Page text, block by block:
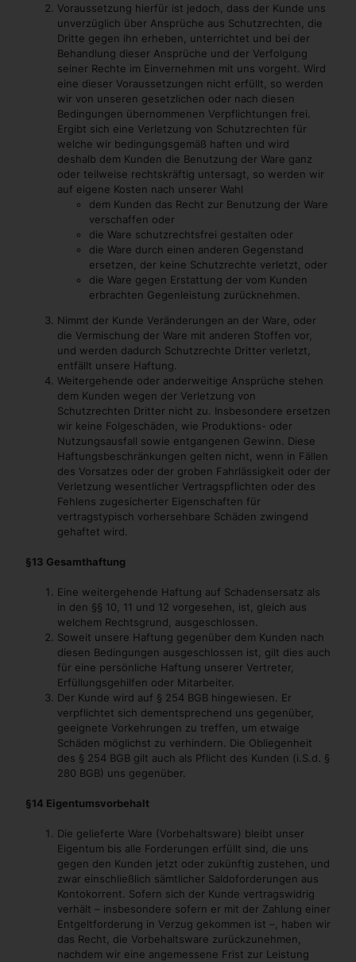
Voraussetzung hierfür ist jedoch, dass der Kunde uns
unverzüglich über Ansprüche aus Schutzrechten, die
Dritte gegen ihn erheben, unterrichtet und bei der
Behandlung dieser Ansprüche und der Verfolgung
seiner Rechte im Einvernehmen mit uns vorgeht. Wird
eine dieser Voraussetzungen nicht erfüllt, so werden
wir von unseren gesetzlichen oder nach diesen
Bedingungen übernommenen Verpflichtungen frei.
Ergibt sich eine Verletzung von Schutzrechten für
welche wir bedingungsgemäß haften und wird
deshalb dem Kunden die Benutzung der Ware ganz
oder teilweise rechtskräftig untersagt, so werden wir
auf eigene Kosten nach unserer Wahl
dem Kunden das Recht zur Benutzung der Ware
verschaffen oder
die Ware schutzrechtsfrei gestalten oder
die Ware durch einen anderen Gegenstand
ersetzen, der keine Schutzrechte verletzt, oder
die Ware gegen Erstattung der vom Kunden
erbrachten Gegenleistung zurücknehmen.
Nimmt der Kunde Veränderungen an der Ware, oder
die Vermischung der Ware mit anderen Stoffen vor,
und werden dadurch Schutzrechte Dritter verletzt,
entfällt unsere Haftung.
Weitergehende oder anderweitige Ansprüche stehen
dem Kunden wegen der Verletzung von
Schutzrechten Dritter nicht zu. Insbesondere ersetzen
wir keine Folgeschäden, wie Produktions- oder
Nutzungsausfall sowie entgangenen Gewinn. Diese
Haftungsbeschränkungen gelten nicht, wenn in Fällen
des Vorsatzes oder der groben Fahrlässigkeit oder der
Verletzung wesentlicher Vertragspflichten oder des
Fehlens zugesicherter Eigenschaften für
vertragstypisch vorhersehbare Schäden zwingend
gehaftet wird.
§13 Gesamthaftung
Eine weitergehende Haftung auf Schadensersatz als
in den §§ 10, 11 und 12 vorgesehen, ist, gleich aus
welchem Rechtsgrund, ausgeschlossen.
Soweit unsere Haftung gegenüber dem Kunden nach
diesen Bedingungen ausgeschlossen ist, gilt dies auch
für eine persönliche Haftung unserer Vertreter,
Erfüllungsgehilfen oder Mitarbeiter.
Der Kunde wird auf § 254 BGB hingewiesen. Er
verpflichtet sich dementsprechend uns gegenüber,
geeignete Vorkehrungen zu treffen, um etwaige
Schäden möglichst zu verhindern. Die Obliegenheit
des § 254 BGB gilt auch als Pflicht des Kunden (i.S.d. §
280 BGB) uns gegenüber.
§14 Eigentumsvorbehalt
Die gelieferte Ware (Vorbehaltsware) bleibt unser
Eigentum bis alle Forderungen erfüllt sind, die uns
gegen den Kunden jetzt oder zukünftig zustehen, und
zwar einschließlich sämtlicher Saldoforderungen aus
Kontokorrent. Sofern sich der Kunde vertragswidrig
verhält – insbesondere sofern er mit der Zahlung einer
Entgeltforderung in Verzug gekommen ist –, haben wir
das Recht, die Vorbehaltsware zurückzunehmen,
nachdem wir eine angemessene Frist zur Leistung